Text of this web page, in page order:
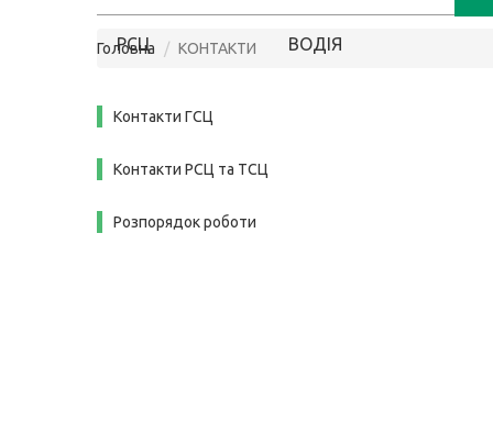
РСЦ ВОДІЯ
Головна КОНТАКТИ
Контакти ГСЦ
Контакти РСЦ та ТСЦ
Розпорядок роботи